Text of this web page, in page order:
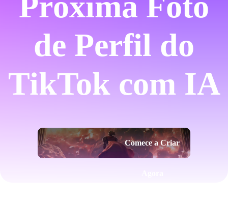
de Perfil do
TikTok com IA
Comece a Criar